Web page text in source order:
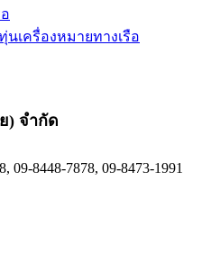
เครื่องหมายทางเรือ
) จำกัด
09-8448-7878, 09-8473-1991